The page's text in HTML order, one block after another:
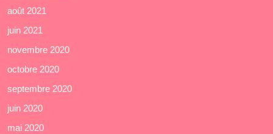
août 2021
juin 2021
novembre 2020
octobre 2020
septembre 2020
juin 2020
mai 2020